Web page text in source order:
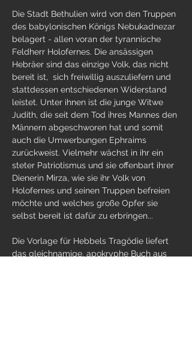
Die Stadt Bethulien wird von den Truppen
des babylonischen Königs Nebukadnezar
belagert - allen voran der tyrannische
Feldherr Holofernes. Die ansässigen
Hebräer sind das einzige Volk, das nicht
bereit ist,  sich freiwillig auszuliefern und
stattdessen entschiedenen Widerstand
leistet. Unter ihnen ist die junge Witwe
Judith, die seit dem Tod ihres Mannes den
Männern abgeschworen hat und somit
auch die Umwerbungen Ephraims
zurückweist. Vielmehr wächst in ihr ein
steter Patriotismus und sie offenbart ihrer
Dienerin Mirza, wie sie ihr Volk von
Holofernes und seinen Truppen befreien
möchte und welches große Opfer sie
selbst bereit ist dafür zu erbringen...
Die Vorlage für Hebbels Tragödie liefert
das gleichnamige, apokryphe Buch aus